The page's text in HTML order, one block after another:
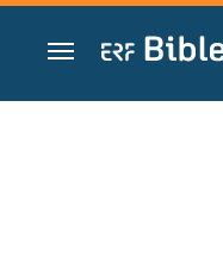
Преминете към